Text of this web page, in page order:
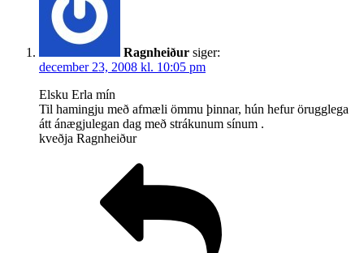
Ragnheiður siger:
december 23, 2008 kl. 10:05 pm
Elsku Erla mín
Til hamingju með afmæli ömmu þinnar, hún hefur örugglega
átt ánægjulegan dag með strákunum sínum .
kveðja Ragnheiður